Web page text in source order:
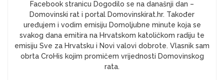
Facebook stranicu Dogodilo se na današnji dan –
Domovinski rat i portal Domovinskirat.hr. Također
uređujem i vodim emisiju Domoljubne minute koja se
svakog dana emitira na Hrvatskom katoličkom radiju te
emisiju Sve za Hrvatsku i Novi valovi dobrote. Vlasnik sam
obrta CroHis kojim promičem vrijednosti Domovinskog
rata.